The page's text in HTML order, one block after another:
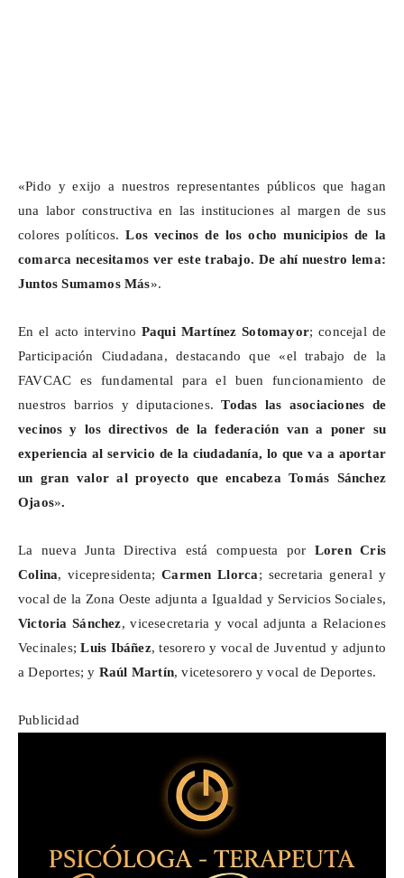
«Pido y exijo a nuestros representantes públicos que hagan
una labor constructiva en las instituciones al margen de sus
colores políticos.Los vecinos de los ocho municipios de la
comarca necesitamos ver este trabajo. De ahí nuestro lema:
Juntos Sumamos Más».
En el acto intervino Paqui Martínez Sotomayor; concejal de
Participación Ciudadana, destacando que «el trabajo de la
FAVCAC es fundamental para el buen funcionamiento de
nuestros barrios y diputaciones.Todas las asociaciones de
vecinos y los directivos de la federación van a poner su
experiencia al servicio de la ciudadanía, lo que va a aportar
un gran valor al proyecto que encabeza Tomás Sánchez
Ojaos».
La nueva Junta Directiva está compuesta por Loren Cris
Colina, vicepresidenta;Carmen Llorca; secretaria general y
vocal de la Zona Oeste adjunta a Igualdad y Servicios Sociales,
Victoria Sánchez, vicesecretaria y vocal adjunta a Relaciones
Vecinales;Luis Ibáñez, tesorero y vocal de Juventud y adjunto
a Deportes; y Raúl Martín, vicetesorero y vocal de Deportes.
Publicidad